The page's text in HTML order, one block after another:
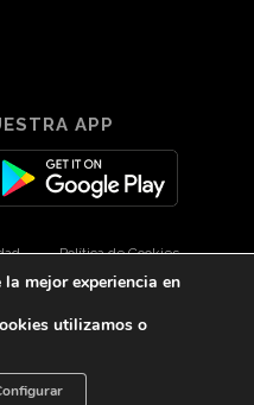
APP
Política de Cookies
por 3Com Maketing
mejor experiencia en
utilizamos o